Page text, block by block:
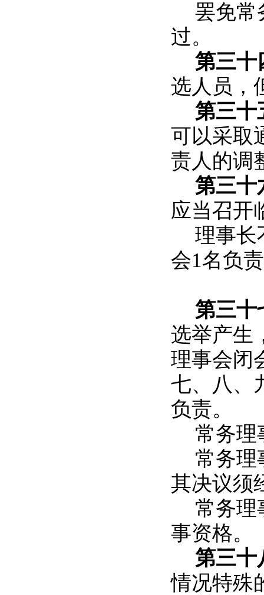
罢免常
过。
第三十
选人员，
第三
可以采取
责人的调
第三十
应当召开
理事长
会1名负
第三十
选举产生
理事会闭
七、八、
负责。
常务理
常务理
其决议须
常务理
事资格。
第三十
情况特殊